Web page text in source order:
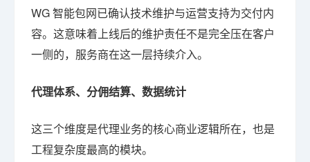
WG 智能包网已确认技术维护与运营支持为交付内
容。这意味着上线后的维护责任不是完全压在客户
一侧的，服务商在这一层持续介入。
代理体系、分佣结算、数据统计
这三个维度是代理业务的核心商业逻辑所在，也是
工程复杂度最高的模块。